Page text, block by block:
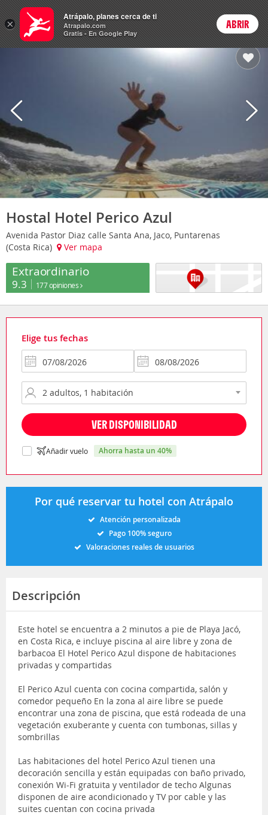
Hoteles Login
Hostal Hotel Perico Azul
Avenida Pastor Diaz calle Santa Ana, Jaco, Puntarenas
(Costa Rica)
Ver mapa
Extraordinario
9.3 177 opiniones
Elige tus fechas
VER DISPONIBILIDAD
Añadir vuelo ahorra hasta un 40%
Por qué reservar tu hotel con Atrápalo
Atención personalizada
Pago 100% seguro
Valoraciones reales de usuarios
Descripción
Este hotel se encuentra a 2 minutos a pie de Playa Jacó,
en Costa Rica, e incluye piscina al aire libre y zona de
barbacoa El Hotel Perico Azul dispone de habitaciones
privadas y compartidas
El Perico Azul cuenta con cocina compartida, salón y
comedor pequeño En la zona al aire libre se puede
encontrar una zona de piscina, que está rodeada de una
vegetación exuberante y cuenta con tumbonas, sillas y
sombrillas
Las habitaciones del hotel Perico Azul tienen una
decoración sencilla y están equipadas con baño privado,
conexión Wi-Fi gratuita y ventilador de techo Algunas
disponen de aire acondicionado y TV por cable y las
suites cuentan con cocina privada
×
Atrápalo, planes cerca de ti
Atrapalo.com
Gratis - En Google Play
ABRIR